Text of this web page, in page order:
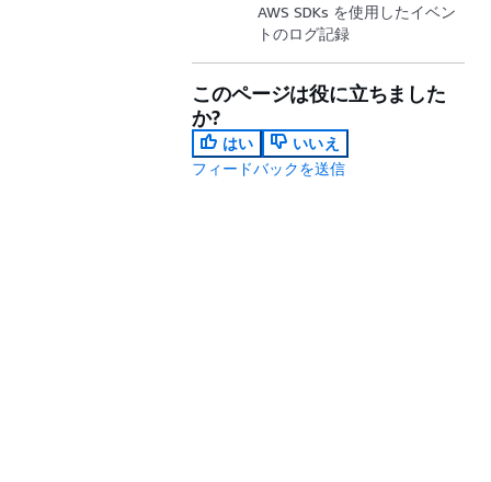
AWS SDKs を使用したイベン
トのログ記録
このページは役に立ちました
か?
はい
いいえ
フィードバックを送信